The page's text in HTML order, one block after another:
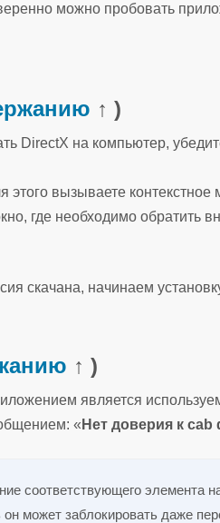
можно пробовать
↑ )
DirectX на компьютер,
этого вызываете контекстное
где необходимо обратить
скачана, начинаем
↑ )
является
« Нет доверия к cab
соответствующего элемента
может заблокировать даже